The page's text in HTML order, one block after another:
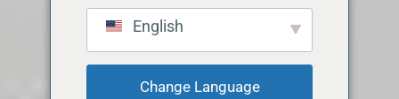
English
Change Language